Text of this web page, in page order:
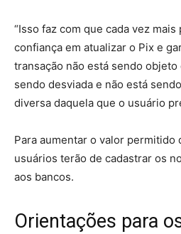
“Isso faz com que cada vez mais
confiança em atualizar o Pix e
transação não está sendo
sendo desviada e não está
diversa daquela que o usuário
Para aumentar o valor permitido
usuários terão de cadastrar os
aos bancos.
Orientações para